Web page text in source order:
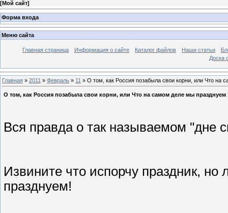
[Мой сайт]
Форма входа
Меню сайта
Главная страница Информация о сайте Каталог файлов Наши статьи
Доска
Главная » 2011 » Февраль » 11 » О том, как Россия позабыла свои корни, или Что на
О том, как Россия позабыла свои корни, или Что на самом деле мы празднуем
Вся правда о так называемом "дне
Извините что испорчу праздник, но
празднуем!